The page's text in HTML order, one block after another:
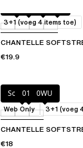
CHANTELLE
€19.9
3+1 (voeg 4 items toe)
Soft pink
011 0WU
CHANTELLE
€18
Web Only 3+1 (voeg